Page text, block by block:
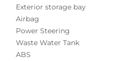
Exterior storage bay
Airbag
Power Steering
Waste Water Tank
ABS